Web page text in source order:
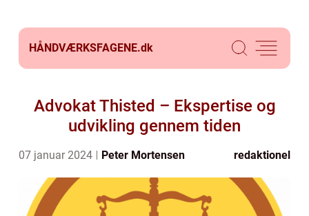
HÅNDVÆRKSFAGENE.dk
Advokat Thisted – Ekspertise og
udvikling gennem tiden
07 januar 2024 Peter Mortensen redaktionel